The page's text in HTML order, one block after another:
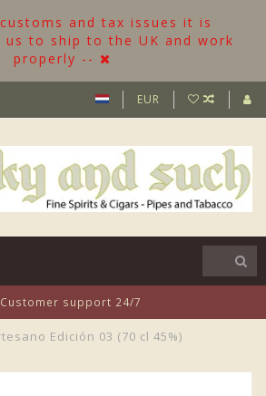
and tax issues it is
to ship to the UK and work
properly --
EUR
Customer support 24/7
Edición 03 (70 cl 45%)